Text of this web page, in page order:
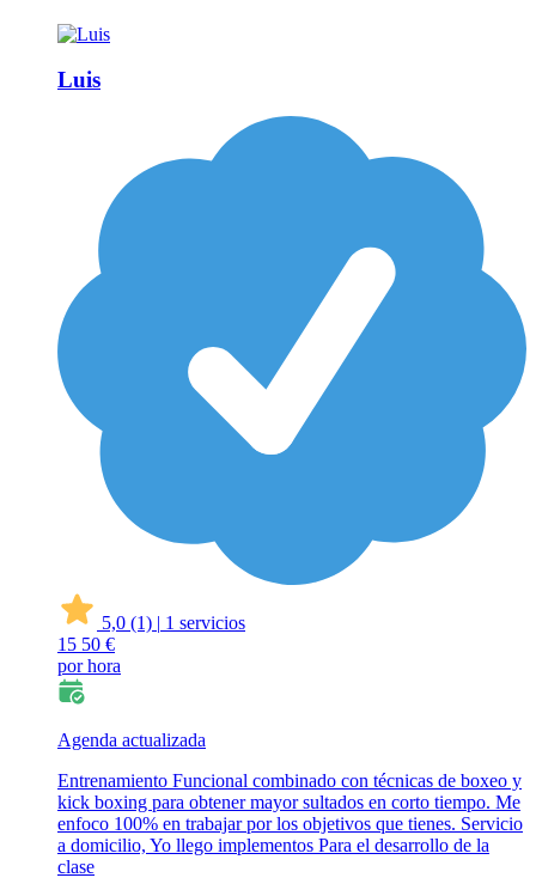
Luis
5,0 (1) | 1 servicios
15 50 €
por hora
Agenda actualizada
Entrenamiento Funcional combinado con técnicas de boxeo y
kick boxing para obtener mayor sultados en corto tiempo. Me
enfoco 100% en trabajar por los objetivos que tienes. Servicio
a domicilio, Yo llego implementos Para el desarrollo de la
clase